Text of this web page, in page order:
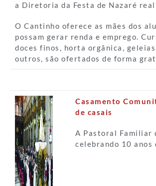
a Diretoria da Festa de Nazaré
O Cantinho oferece as mães dos
possam gerar renda e emprego.
doces finos, horta orgânica,
outros, são ofertados de forma
Casamento
de casais
A Pastoral Familiar
celebrando 10